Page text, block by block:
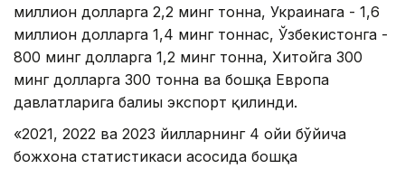
миллион долларга 2,2 минг тонна, Украинага - 1,6
миллион долларга 1,4 минг тоннас, Ўзбекистонга -
800 минг долларга 1,2 минг тонна, Хитойга 300
минг долларга 300 тонна ва бошқа Европа
давлатларига балиы экспорт қилинди.
«2021, 2022 ва 2023 йилларнинг 4 ойи бўйича
божхона статистикаси асосида бошқа